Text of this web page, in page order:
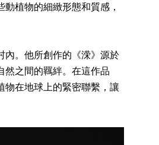
植物的細緻形態和質感，
內。他所創作的《溁》源於
然之間的羈絆。在這作品
物在地球上的緊密聯繫，讓